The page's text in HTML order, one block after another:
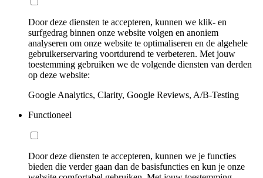
Door deze diensten te accepteren, kunnen we klik- en
surfgedrag binnen onze website volgen en anoniem
analyseren om onze website te optimaliseren en de algehele
gebruikerservaring voortdurend te verbeteren. Met jouw
toestemming gebruiken we de volgende diensten van derden
op deze website:
Google Analytics, Clarity, Google Reviews, A/B-Testing
Functioneel
Door deze diensten te accepteren, kunnen we je functies
bieden die verder gaan dan de basisfuncties en kun je onze